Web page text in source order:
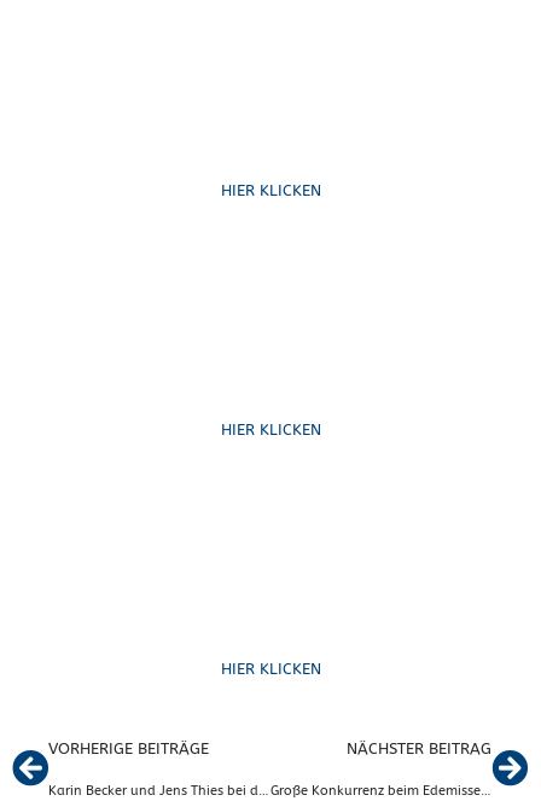
HIER KLICKEN
HIER KLICKEN
HIER KLICKEN
VORHERIGE BEITRÄGE
Karin Becker und Jens Thies bei der Challenge Regensburg am Start
NÄCHSTER BEITRAG
Große Konkurrenz beim Edemissener Sportfest!